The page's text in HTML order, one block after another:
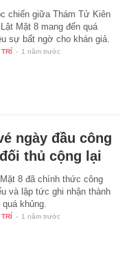
chiến giữa Thám Tử Kiên
Mặt 8 mang đến quá
sự bất ngờ cho khán giả.
- 1 năm trước
ngày đầu công
thủ cộng lại
8 đã chính thức công
và lập tức ghi nhận thành
khủng.
- 1 năm trước